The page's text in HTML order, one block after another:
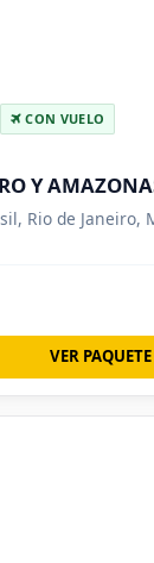
CON VUELO
Y
Rio de Janeiro,
VER PAQUETE